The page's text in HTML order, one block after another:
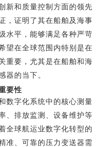
新和质量控制方面的领先
，证明了其在船舶及海事
水平，能够满足各种严苛
望在全球范围内特别是在
重要，尤其是在船舶和海
器的当下。
要性
数字化系统中的核心测量
、排放监测、设备维护等
全球航运业数字化转型的
准、可靠的压力变送器需